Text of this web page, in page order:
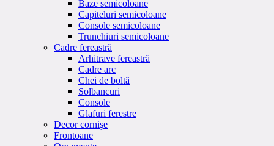
Baze semicoloane
Capiteluri semicoloane
Console semicoloane
Trunchiuri semicoloane
Cadre fereastră
Arhitrave fereastră
Cadre arc
Chei de boltă
Solbancuri
Console
Glafuri ferestre
Decor cornişe
Frontoane